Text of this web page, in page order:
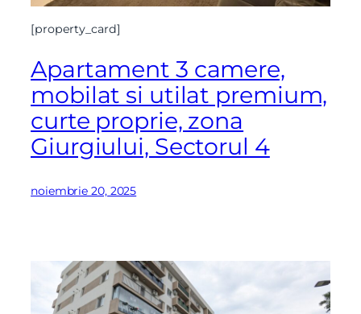
[property_card]
Apartament 3 camere,
mobilat si utilat premium,
curte proprie, zona
Giurgiului, Sectorul 4
noiembrie 20, 2025